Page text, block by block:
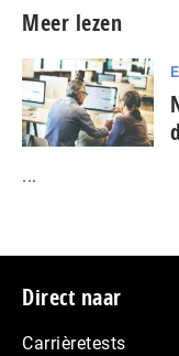
Meer lezen
...
Footer
Direct naar
Carrièretests